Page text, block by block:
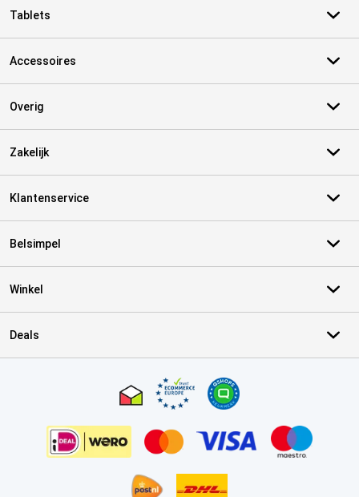
Tablets
Accessoires
Overig
Zakelijk
Klantenservice
Belsimpel
Winkel
Deals